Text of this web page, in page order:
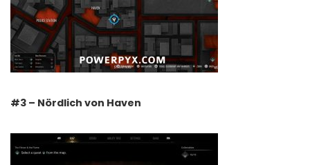
#3 – Nördlich von Haven